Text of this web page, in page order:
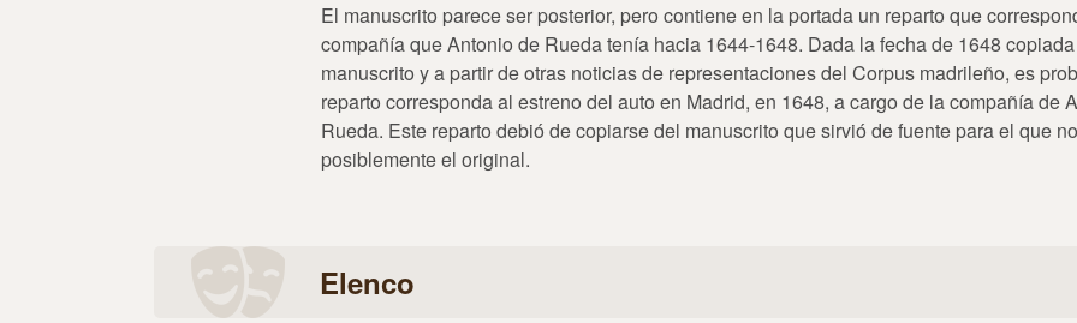
El manuscrito parece ser posterior, pero contiene en la portada un reparto que
compañía que Antonio de Rueda tenía hacia 1644-1648. Dada la fecha de 1648
manuscrito y a partir de otras noticias de representaciones del Corpus madrileño, es
reparto corresponda al estreno del auto en Madrid, en 1648, a cargo de la compañía de
Rueda. Este reparto debió de copiarse del manuscrito que sirvió de fuente para el que
posiblemente el original.
Elenco